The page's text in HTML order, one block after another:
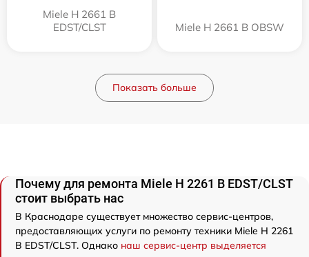
Miele H 2661 B
EDST/CLST
Miele H 2661 B OBSW
Показать больше
Почему для ремонта Miele H 2261 B EDST/CLST
стоит выбрать нас
В Краснодаре существует множество сервис-центров,
предоставляющих услуги по ремонту техники Miele H 2261
B EDST/CLST. Однако наш сервис-центр выделяется